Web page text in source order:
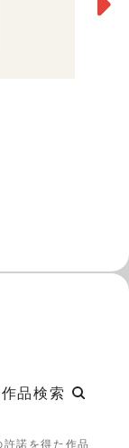
作品検索
諾を得た作品